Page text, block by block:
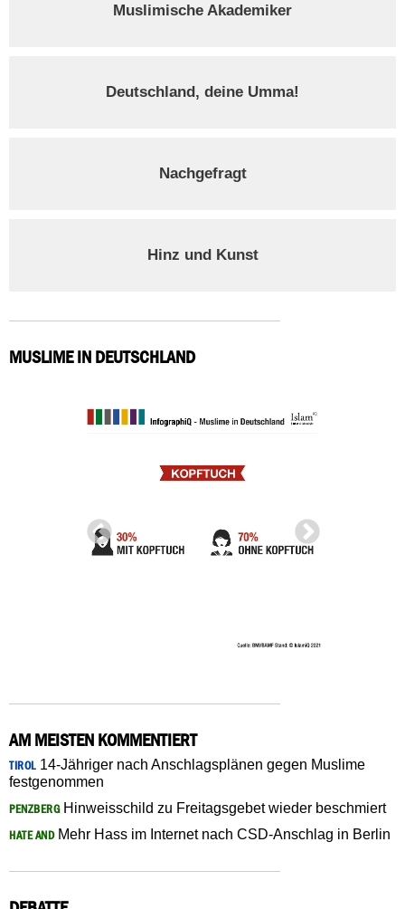
Muslimische Akademiker
Deutschland, deine Umma!
Nachgefragt
Hinz und Kunst
MUSLIME IN DEUTSCHLAND
AM MEISTEN KOMMENTIERT
TIROL14-Jähriger nach Anschlagsplänen gegen Muslime
festgenommen
PENZBERGHinweisschild zu Freitagsgebet wieder beschmiert
HATE ANDMehr Hass im Internet nach CSD-Anschlag in Berlin